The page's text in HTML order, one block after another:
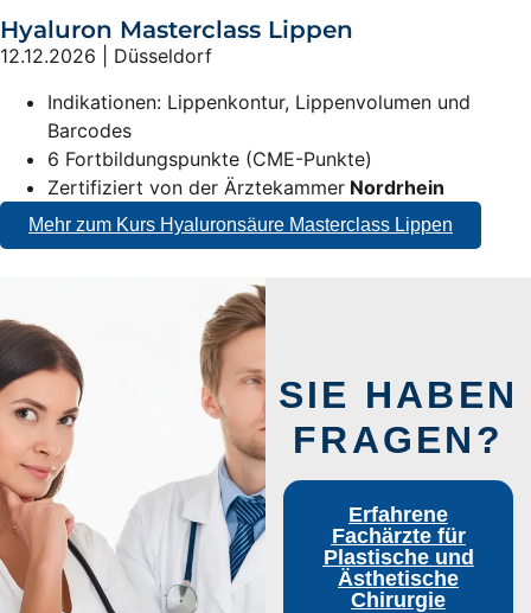
Hyaluron Masterclass Lippen
12.12.2026 | Düsseldorf
Indikationen: Lippenkontur, Lippenvolumen und
Barcodes
6 Fortbildungspunkte (CME-Punkte)
Zertifiziert von der Ärztekammer Nordrhein
Mehr zum Kurs Hyaluronsäure Masterclass Lippen
SIE HABEN
FRAGEN?
Erfahrene
Fachärzte für
Plastische und
Ästhetische
Chirurgie